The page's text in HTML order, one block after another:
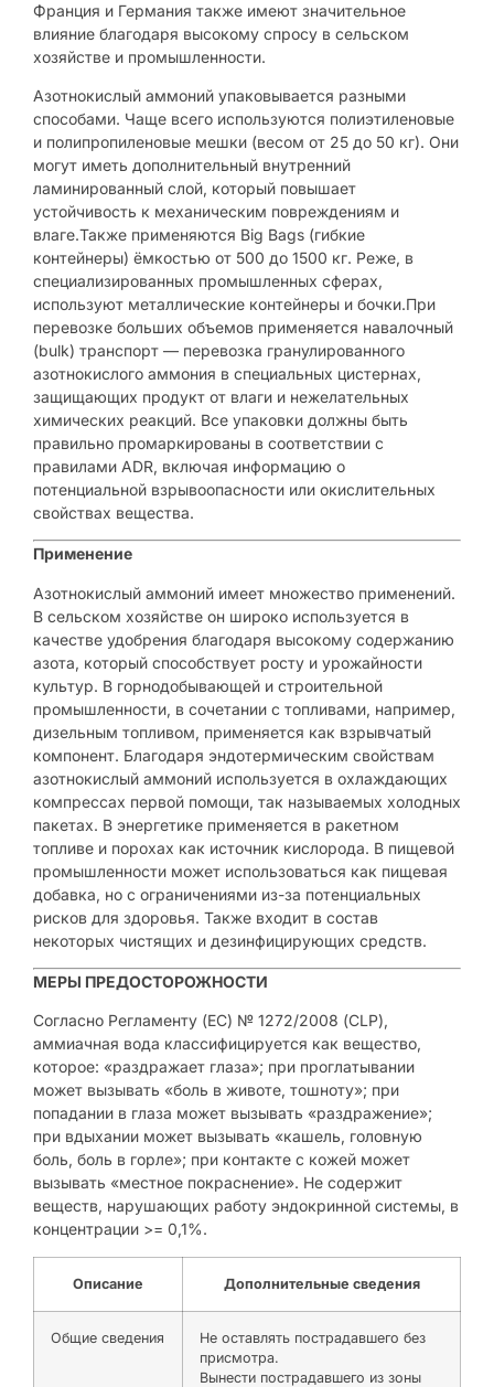
Франция и Германия также имеют значительное
влияние благодаря высокому спросу в сельском
хозяйстве и промышленности.
Азотнокислый аммоний упаковывается разными
способами. Чаще всего используются полиэтиленовые
и полипропиленовые мешки (весом от 25 до 50 кг). Они
могут иметь дополнительный внутренний
ламинированный слой, который повышает
устойчивость к механическим повреждениям и
влаге.Также применяются Big Bags (гибкие
контейнеры) ёмкостью от 500 до 1500 кг. Реже, в
специализированных промышленных сферах,
используют металлические контейнеры и бочки.При
перевозке больших объемов применяется навалочный
(bulk) транспорт — перевозка гранулированного
азотнокислого аммония в специальных цистернах,
защищающих продукт от влаги и нежелательных
химических реакций. Все упаковки должны быть
правильно промаркированы в соответствии с
правилами ADR, включая информацию о
потенциальной взрывоопасности или окислительных
свойствах вещества.
Применение
Азотнокислый аммоний имеет множество применений.
В сельском хозяйстве он широко используется в
качестве удобрения благодаря высокому содержанию
азота, который способствует росту и урожайности
культур. В горнодобывающей и строительной
промышленности, в сочетании с топливами, например,
дизельным топливом, применяется как взрывчатый
компонент. Благодаря эндотермическим свойствам
азотнокислый аммоний используется в охлаждающих
компрессах первой помощи, так называемых холодных
пакетах. В энергетике применяется в ракетном
топливе и порохах как источник кислорода. В пищевой
промышленности может использоваться как пищевая
добавка, но с ограничениями из-за потенциальных
рисков для здоровья. Также входит в состав
некоторых чистящих и дезинфицирующих средств.
МЕРЫ ПРЕДОСТОРОЖНОСТИ
Согласно Регламенту (ЕС) № 1272/2008 (CLP),
аммиачная вода классифицируется как вещество,
которое: «раздражает глаза»; при проглатывании
может вызывать «боль в животе, тошноту»; при
попадании в глаза может вызывать «раздражение»;
при вдыхании может вызывать «кашель, головную
боль, боль в горле»; при контакте с кожей может
вызывать «местное покраснение». Не содержит
веществ, нарушающих работу эндокринной системы, в
концентрации >= 0,1%.
Описание Дополнительные сведения
Общие сведения
Не оставлять пострадавшего без
присмотра.
Вынести пострадавшего из зоны